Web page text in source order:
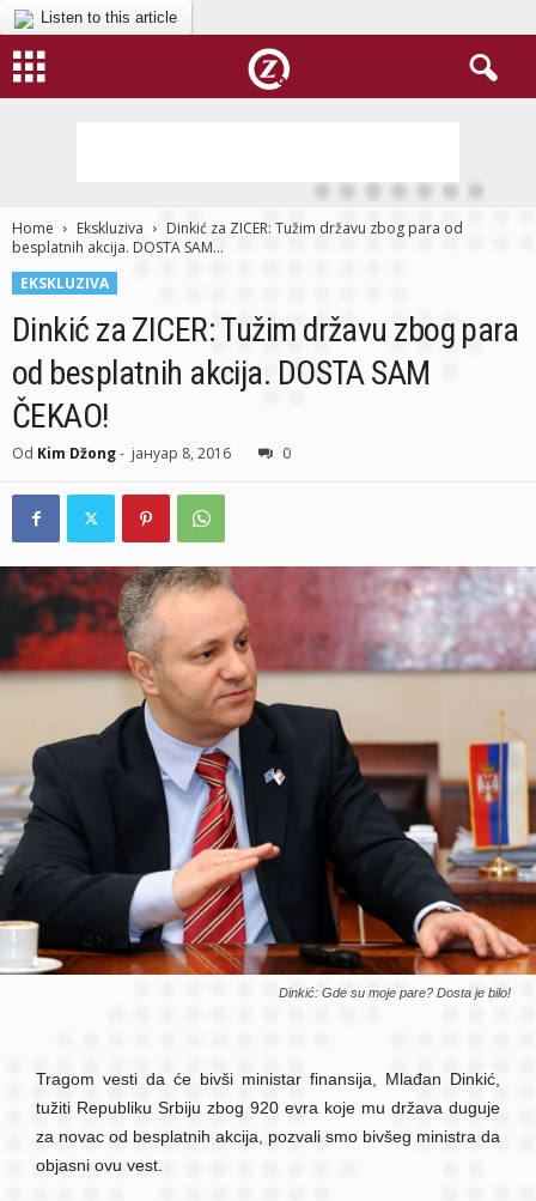
Listen to this article
Home Ekskluziva
Dinkić za ZICER: Tužim državu zbog para od
besplatnih akcija. DOSTA SAM...
EKSKLUZIVA
Dinkić za ZICER: Tužim državu zbog para
od besplatnih akcija. DOSTA SAM
ČEKAO!
Od Kim Džong- јануар 8, 2016 0
Dinkić: Gde su moje pare? Dosta je bilo!
Tragom vesti da će bivši ministar finansija, Mlađan Dinkić,
tužiti Republiku Srbiju zbog 920 evra koje mu država duguje
za novac od besplatnih akcija, pozvali smo bivšeg ministra da
objasni ovu vest.